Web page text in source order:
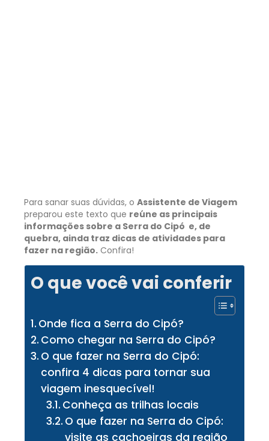
Para sanar suas dúvidas, o Assistente de Viagem
preparou este texto que reúne as principais
informações sobre a Serra do Cipó e, de
quebra, ainda traz dicas de atividades para
fazer na região. Confira!
O que você vai conferir
Onde fica a Serra do Cipó?
Como chegar na Serra do Cipó?
O que fazer na Serra do Cipó:
confira 4 dicas para tornar sua
viagem inesquecível!
Conheça as trilhas locais
O que fazer na Serra do Cipó:
visite as cachoeiras da região